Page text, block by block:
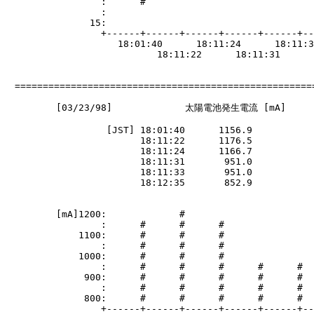
                 :
               15:
+------+------+------+------+------
18:01:40      18:11:24
18:11:22      18:11:31
         [03/23/98]             太陽電池発生電流 [mA]
                  [JST] 18:01:40      1156.9
                        18:11:22      1176.5
                        18:11:24      1166.7
                        18:11:31       951.0
                        18:11:33       951.0
                        18:12:35       852.9
         [mA]1200:             #
                 :      #      #      #
             1100:      #      #      #
                 :      #      #      #
             1000:      #      #      #
                 :      #      #      #      #      #
              900:      #      #      #      #      #
:      #      #      #      #      #
800:      #      #      #      #      #
+------+------+------+------+------